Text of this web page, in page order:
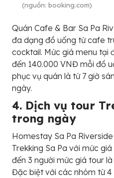
(nguồn: booking.com)
Quán Cafe & Bar Sa Pa
đa dạng đồ uống từ cafe
cocktail. Mức giá menu tại
đến 140.000 VNĐ mỗi đồ
phục vụ quán là từ 7 giờ
ngày.
4. Dịch vụ tour
trong ngày
Homestay Sa Pa
Trekking Sa Pa với mức
đến 3 người mức giá tour
Đặc biệt với các nhóm từ 4